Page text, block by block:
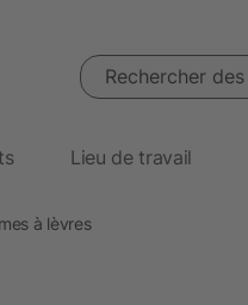
Rechercher des
Lieu de travail
à lèvres